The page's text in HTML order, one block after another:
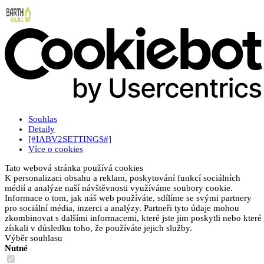
Souhlas
Detaily
[#IABV2SETTINGS#]
Více o cookies
Tato webová stránka používá cookies
K personalizaci obsahu a reklam, poskytování funkcí sociálních
médií a analýze naší návštěvnosti využíváme soubory cookie.
Informace o tom, jak náš web používáte, sdílíme se svými partnery
pro sociální média, inzerci a analýzy. Partneři tyto údaje mohou
zkombinovat s dalšími informacemi, které jste jim poskytli nebo které
získali v důsledku toho, že používáte jejich služby.
Výběr souhlasu
Nutné